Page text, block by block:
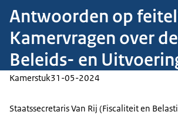
Antwoorden op
Kamervragen over
Beleids- en
Kamerstuk31-05-2024
Staatssecretaris Van Rij (Fiscaliteit en